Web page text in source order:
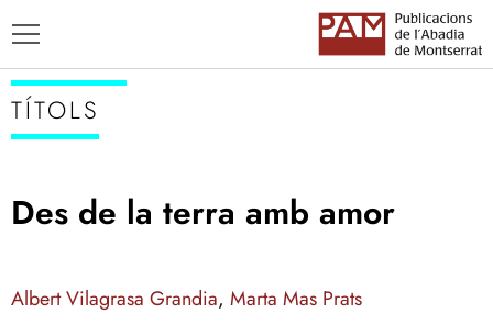
ENSENYAMENT CATALÀ
TÍTOLS
Des de la terra amb amor
Albert Vilagrasa Grandia, Marta Mas Prats